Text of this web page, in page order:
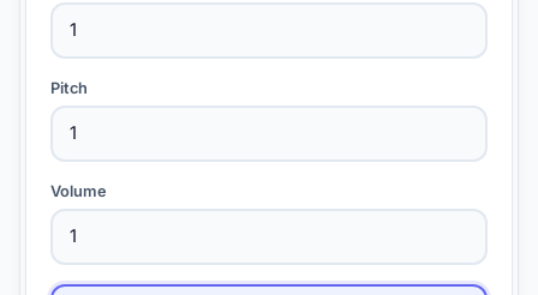
Pitch
Volume